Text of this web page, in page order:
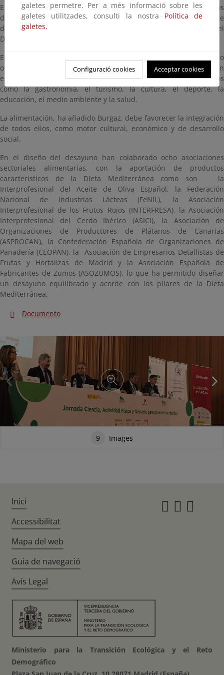
En este foro, el Ministerio ha organizado un Desayuno “Alimentos
de España”, claro exponente de la Dieta Mediterránea, como parte
de la Estrategia Alimentos de España que desarrolla el
Departamento.
Esta Estrategia, ha explicado el director general, tiene como
objetivo canalizar las sinergias que se producen por la interacción
entre la alimentación y otros sectores económicos prioritarios
como la gastronomía, el turismo, la cultura, el deporte, la
educación, el medio ambiente y la salud.
La alimentación, ha añadido Burgaz, debe favorecer la integración
de todos ellos, como motor cultural, económico y de desarrollo
social.
En el diseño del desayuno han colaborado ocho asociaciones
sectoriales alimentarias, con la aportación de productos
característicos de la Dieta Mediterránea como son
la
Interprofesional del Aceite de Oliva Español, la Federación
Nacional de Industrias Lácteas (FeNIL), la Asociación
Interprofesional de los Frutos Rojos (INTERFRESA), la Asociación
Interprofesional del Cerdo Ibérico (ASICI), la Asociación de
Organizaciones de Productores de Plátanos de Canarias
(ASPROCAN), la Confederación Española de Organizaciones de
Panadería (CEOPAN), la
Asociación de Empresarios Detallistas de
Frutas y Hortalizas de Madrid y la Asociación Española de
Fabricantes de Zumos (ASOZUMOS), lo que ha permitido diseñar
un desayuno equilibrado y acorde con los pilares de la Dieta
Mediterránea.
Documento
9 Images
galetes permetre. Per a més informació sobre les
galetes utilitzades, consulti la nostra Política de
galetes.
Configuració cookies Acceptar cookies
Inici
Accessibilitat
Mapa del web
Guia de navegació
Avís Legal
Ministerio para la Transición Ecológica y el Reto
Demográfico